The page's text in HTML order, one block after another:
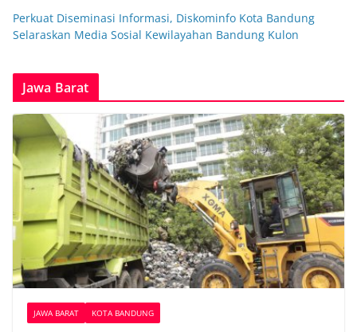
Perkuat Diseminasi Informasi, Diskominfo Kota Bandung
Selaraskan Media Sosial Kewilayahan Bandung Kulon
Jawa Barat
JAWA BARAT KOTA BANDUNG